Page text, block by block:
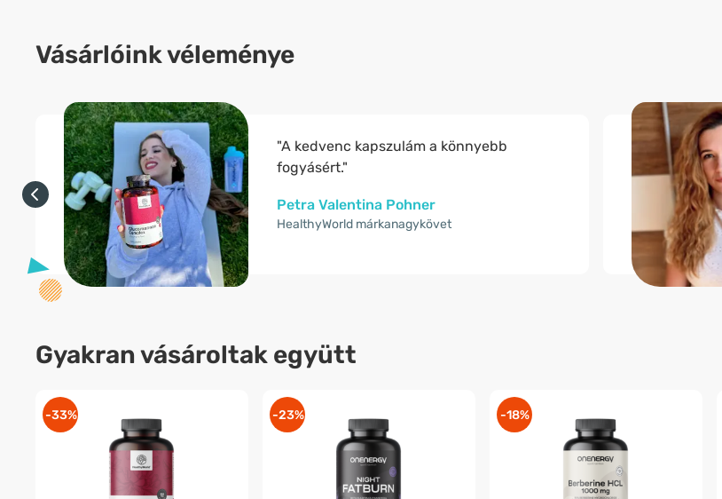
Vásárlóink véleménye
"A kedvenc kapszulám a könnyebb
fogyásért."
Petra Valentina Pohner
HealthyWorld márkanagykövet
Gyakran vásároltak együtt
-33% -23% -18%